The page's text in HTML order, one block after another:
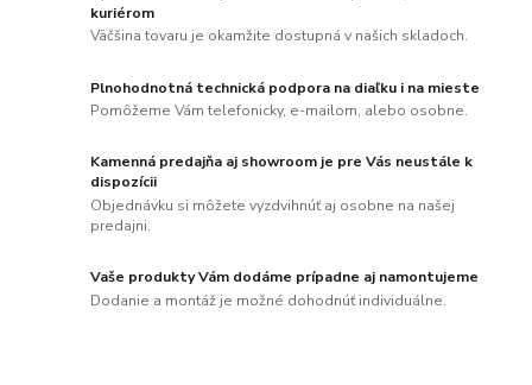
kuriérom
Väčšina tovaru je okamžite dostupná v našich skladoch.
Plnohodnotná technická podpora na diaľku i na mieste
Pomôžeme Vám telefonicky, e-mailom, alebo osobne.
Kamenná predajňa aj showroom je pre Vás neustále k
dispozícii
Objednávku si môžete vyzdvihnúť aj osobne na našej
predajni.
Vaše produkty Vám dodáme prípadne aj namontujeme
Dodanie a montáž je možné dohodnúť individuálne.